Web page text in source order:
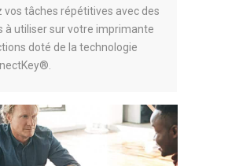
tâches répétitives avec des
à utiliser sur votre imprimante
doté de la technologie